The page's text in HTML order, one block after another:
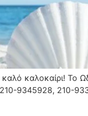
καλοκαίρι! Το
9345928, 210-